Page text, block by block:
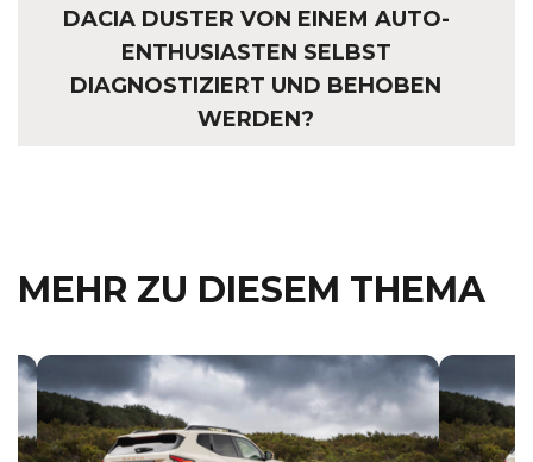
DACIA DUSTER VON EINEM AUTO-
ENTHUSIASTEN SELBST
DIAGNOSTIZIERT UND BEHOBEN
WERDEN?
MEHR ZU DIESEM THEMA